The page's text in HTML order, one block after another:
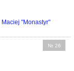
Maciej "Monastyr"
№ 26